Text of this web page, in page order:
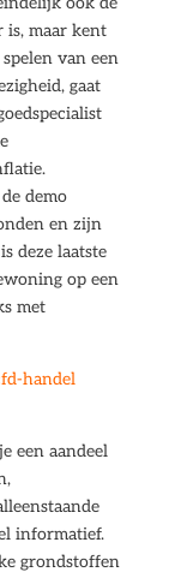
is, maar kent
van een
gaat
demo
en zijn
deze laatste
op een
met
handel
een aandeel
informatief.
grondstoffen